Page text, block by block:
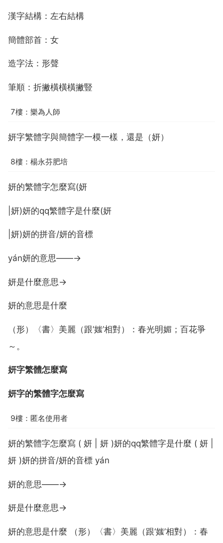
漢字結構：左右結構
簡體部首：女
造字法：形聲
筆順：折撇橫橫橫撇豎
7樓：樂為人師
妍字繁體字與簡體字一模一樣，還是（妍）
8樓：楊永芬肥培
妍的繁體字怎麼寫(妍
|妍)妍的qq繁體字是什麼(妍
|妍)妍的拼音/妍的音標
yán妍的意思——→
妍是什麼意思→
妍的意思是什麼
（形）〈書〉美麗（跟‘媸’相對）：春光明媚；百花爭
～。
妍字繁體怎麼寫
妍字的繁體字怎麼寫
9樓：匿名使用者
妍的繁體字怎麼寫 ( 妍 | 妍 )妍的qq繁體字是什麼 ( 妍 |
妍 )妍的拼音/妍的音標 yán
妍的意思——→
妍是什麼意思→
妍的意思是什麼 （形）〈書〉美麗（跟‘媸’相對）：春